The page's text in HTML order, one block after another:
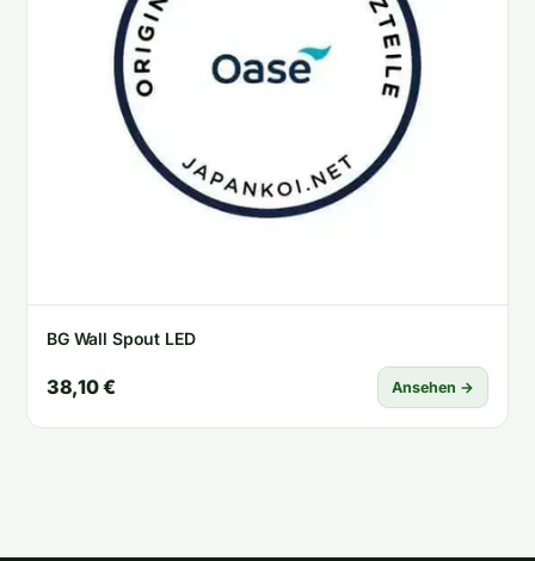
BG Wall Spout LED
38,10 € Ansehen →